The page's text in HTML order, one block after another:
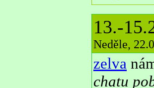
13.-
Neděle,
zelva
chatu